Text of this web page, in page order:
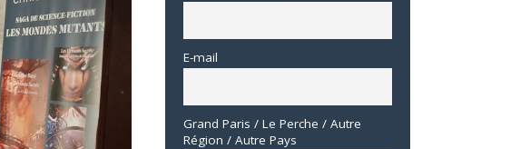
E-mail
Grand Paris / Le Perche / Autre
Région / Autre Pays